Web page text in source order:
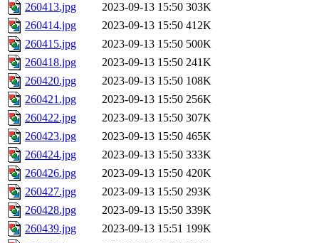
260413.jpg 2023-09-13 15:50 303K
260414.jpg
2023-09-13 15:50 412K
260415.jpg
2023-09-13 15:50 500K
260418.jpg
2023-09-13 15:50 241K
260420.jpg
2023-09-13 15:50 108K
260421.jpg
2023-09-13 15:50 256K
260422.jpg
2023-09-13 15:50 307K
260423.jpg
2023-09-13 15:50 465K
260424.jpg
2023-09-13 15:50 333K
260426.jpg
2023-09-13 15:50 420K
260427.jpg
2023-09-13 15:50 293K
260428.jpg
2023-09-13 15:50 339K
260439.jpg
2023-09-13 15:51 199K